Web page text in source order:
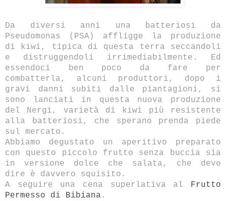
Da diversi anni una batteriosi da
Pseudomonas (PSA) affligge la produzione
di kiwi, tipica di questa terra seccandoli
e distruggendoli irrimediabilmente. Ed
essendoci ben poco da fare per
combatterla, alcuni produttori, dopo i
gravi danni subiti dalle piantagioni, si
sono lanciati in questa nuova produzione
del Nergi, varietà di kiwi più resistente
alla batteriosi, che sperano prenda piede
sul mercato.
Abbiamo degustato un aperitivo preparato
con questo piccolo frutto senza buccia sia
in versione dolce che salata, che devo
dire è davvero squisito.
A seguire una cena superlativa al Frutto
Permesso di Bibiana .